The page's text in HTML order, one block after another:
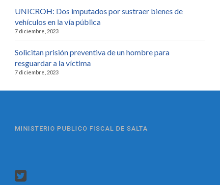
UNICROH: Dos imputados por sustraer bienes de
vehículos en la vía pública
7 diciembre, 2023
Solicitan prisión preventiva de un hombre para
resguardar a la víctima
7 diciembre, 2023
MINISTERIO PUBLICO FISCAL DE SALTA